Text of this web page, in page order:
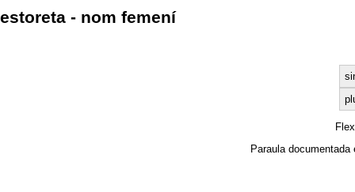
estoreta - nom femení
Paraula